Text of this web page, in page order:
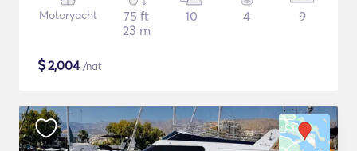
Motoryacht
75 ft
23 m
10 4 9
$2,004/nat